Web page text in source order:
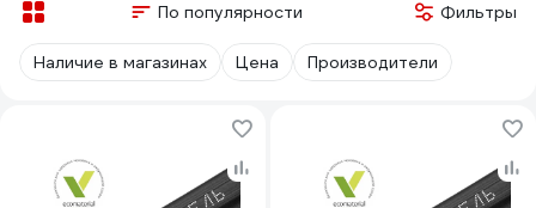
По популярности Фильтры
Наличие в магазинах Цена Производители